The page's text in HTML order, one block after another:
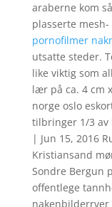
araberne kom
plasserte
pornofilmer
utsatte steder.
like viktig som
lær på ca. 4 cm
norge oslo
tilbringer 1/3 av
| Jun 15, 2016
Kristiansand
Sondre Bergun
offentlege
nakenbilderrver